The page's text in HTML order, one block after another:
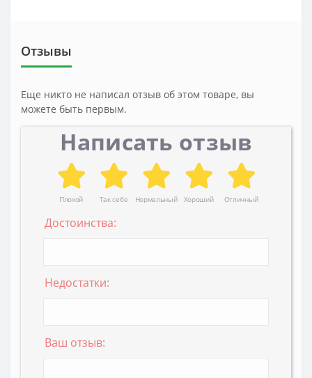
Отзывы
Еще никто не написал отзыв об этом товаре, вы
можете быть первым.
Написать отзыв
Плохой Так себе Нормальный Хороший Отличный
Достоинства:
Недостатки:
Ваш отзыв: